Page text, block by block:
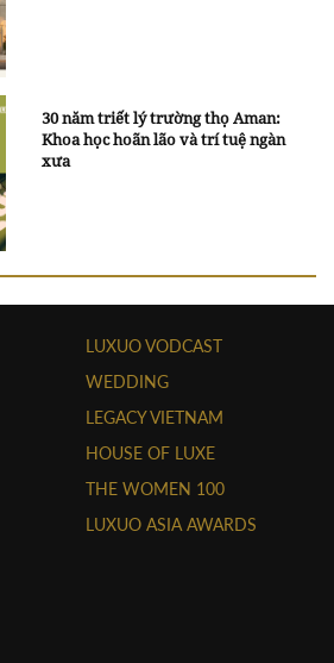
30 năm triết lý trường thọ Aman:
Khoa học hoãn lão và trí tuệ ngàn
xưa
LUXUO VODCAST
WEDDING
LEGACY VIETNAM
HOUSE OF LUXE
THE WOMEN 100
LUXUO ASIA AWARDS